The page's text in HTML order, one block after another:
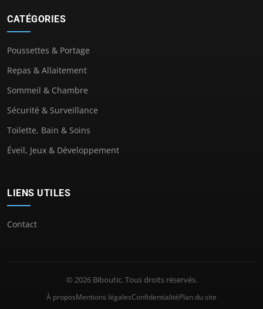
CATÉGORIES
Poussettes & Portage
Repas & Allaitement
Sommeil & Chambre
Sécurité & Surveillance
Toilette, Bain & Soins
Éveil, Jeux & Développement
LIENS UTILES
Contact
© 2026 Biboutic. Tous droits réservés.
À proposMentions légalesConfidentialitéPlan du site